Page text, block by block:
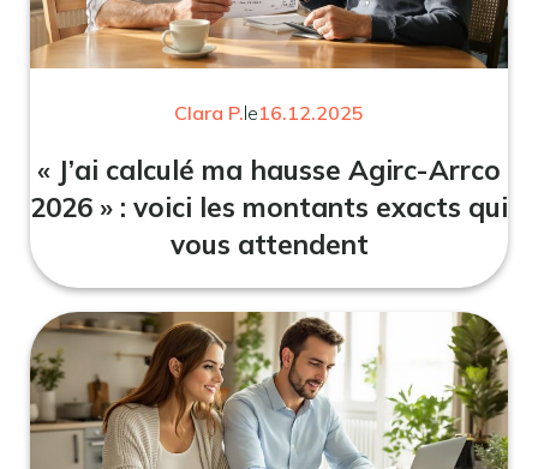
Clara P.le16.12.2025
« J’ai calculé ma hausse Agirc-Arrco
2026 » : voici les montants exacts qui
vous attendent